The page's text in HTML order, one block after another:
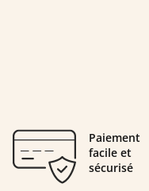
Paiement
facile et
sécurisé